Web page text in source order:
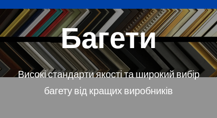
Багети
Високі стандарти якості та широкий вибір
багету від кращих виробників